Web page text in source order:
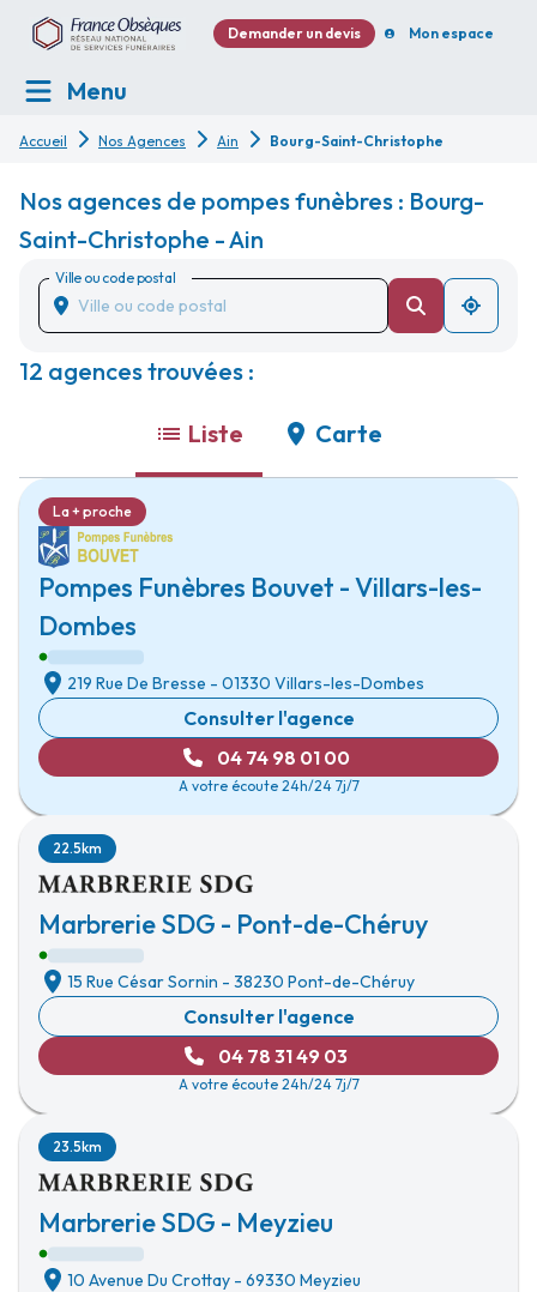
Demander un devis Mon espace
Menu
Accueil Nos Agences Ain Bourg-Saint-Christophe
Nos agences de pompes funèbres : Bourg-
Saint-Christophe - Ain
Ville ou code postal
12 agences trouvées :
Liste Carte
Pompes Funèbres Bouvet - Villars-les-
Dombes
La + proche
219 Rue De Bresse - 01330 Villars-les-Dombes
Consulter l'agence
04 74 98 01 00
A votre écoute 24h/24 7j/7
Marbrerie SDG - Pont-de-Chéruy
22.5km
15 Rue César Sornin - 38230 Pont-de-Chéruy
Consulter l'agence
04 78 31 49 03
A votre écoute 24h/24 7j/7
Marbrerie SDG - Meyzieu
23.5km
10 Avenue Du Crottay - 69330 Meyzieu